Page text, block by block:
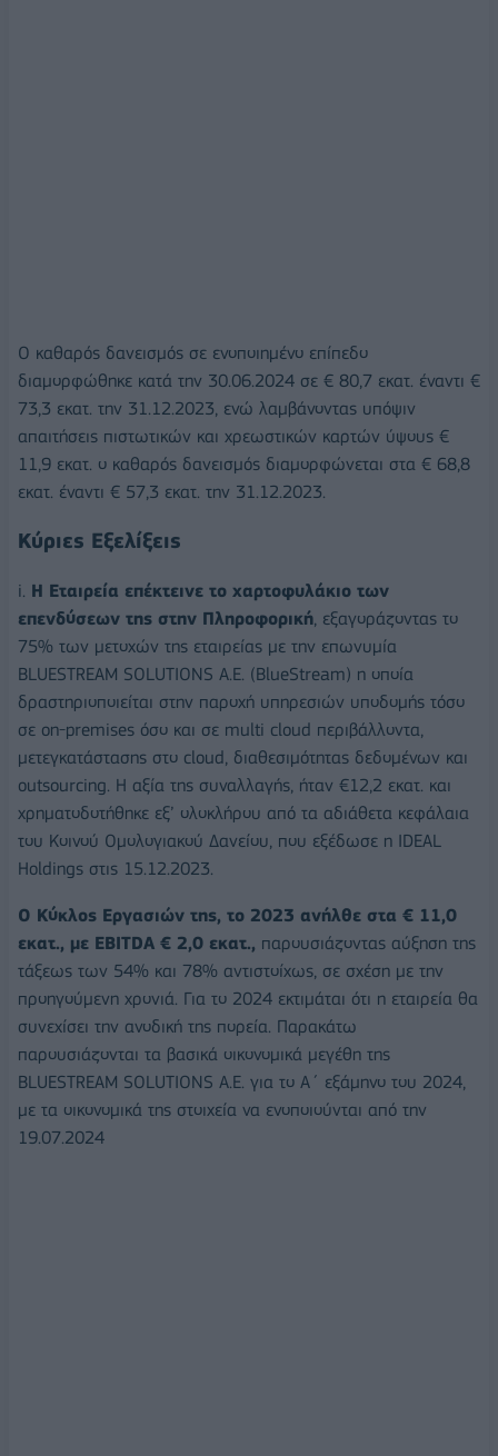
Ο καθαρός δανεισμός σε ενοποιημένο επίπεδο
διαμορφώθηκε κατά την 30.06.2024 σε € 80,7 εκατ. έναντι €
73,3 εκατ. την 31.12.2023, ενώ λαμβάνοντας υπόψιν
απαιτήσεις πιστωτικών και χρεωστικών καρτών ύψους €
11,9 εκατ. ο καθαρός δανεισμός διαμορφώνεται στα € 68,8
εκατ. έναντι € 57,3 εκατ. την 31.12.2023.
Κύριες Εξελίξεις
i. Η Εταιρεία επέκτεινε το χαρτοφυλάκιο των
επενδύσεων της στην Πληροφορική, εξαγοράζοντας το
75% των μετοχών της εταιρείας με την επωνυμία
BLUESTREAM SOLUTIONS Α.Ε. (BlueStream) η οποία
δραστηριοποιείται στην παροχή υπηρεσιών υποδομής τόσο
σε on-premises όσο και σε multi cloud περιβάλλοντα,
μετεγκατάστασης στο cloud, διαθεσιμότητας δεδομένων και
outsourcing. Η αξία της συναλλαγής, ήταν €12,2 εκατ. και
χρηματοδοτήθηκε εξ’ ολοκλήρου από τα αδιάθετα κεφάλαια
του Κοινού Ομολογιακού Δανείου, που εξέδωσε η IDEAL
Holdings στις 15.12.2023.
Ο Κύκλος Εργασιών της, το 2023 ανήλθε στα € 11,0
εκατ., με EBITDA € 2,0 εκατ., παρουσιάζοντας αύξηση της
τάξεως των 54% και 78% αντιστοίχως, σε σχέση με την
προηγούμενη χρονιά. Για το 2024 εκτιμάται ότι η εταιρεία θα
συνεχίσει την ανοδική της πορεία. Παρακάτω
παρουσιάζονται τα βασικά οικονομικά μεγέθη της
BLUESTREAM SOLUTIONS Α.Ε. για το Α΄ εξάμηνο του 2024,
με τα οικονομικά της στοιχεία να ενοποιούνται από την
19.07.2024